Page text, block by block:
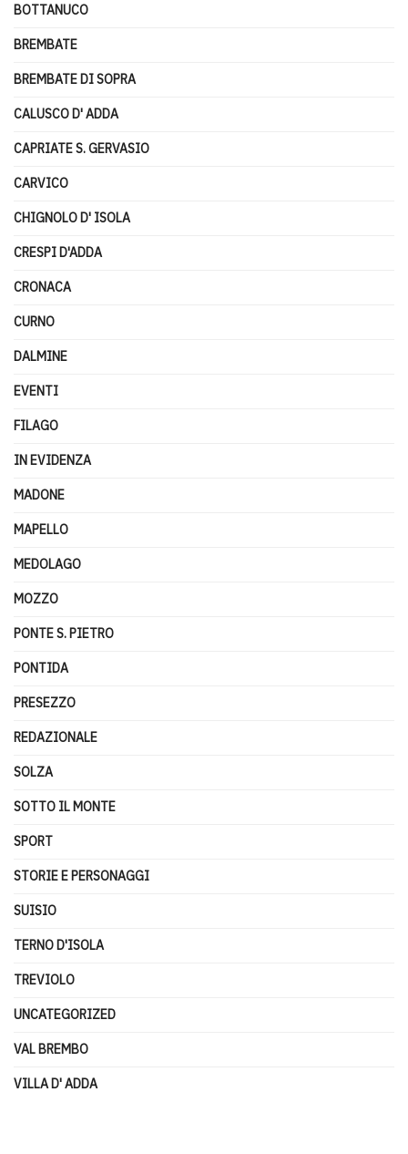
BOTTANUCO
BREMBATE
BREMBATE DI SOPRA
CALUSCO D' ADDA
CAPRIATE S. GERVASIO
CARVICO
CHIGNOLO D' ISOLA
CRESPI D'ADDA
CRONACA
CURNO
DALMINE
EVENTI
FILAGO
IN EVIDENZA
MADONE
MAPELLO
MEDOLAGO
MOZZO
PONTE S. PIETRO
PONTIDA
PRESEZZO
REDAZIONALE
SOLZA
SOTTO IL MONTE
SPORT
STORIE E PERSONAGGI
SUISIO
TERNO D'ISOLA
TREVIOLO
UNCATEGORIZED
VAL BREMBO
VILLA D' ADDA